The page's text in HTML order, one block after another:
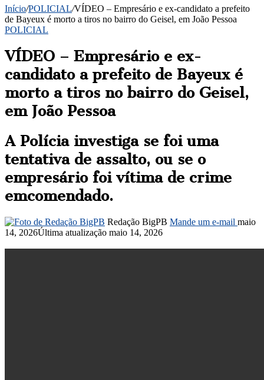
Início/POLICIAL/VÍDEO – Empresário e ex-candidato a prefeito
de Bayeux é morto a tiros no bairro do Geisel, em João Pessoa
POLICIAL
VÍDEO – Empresário e ex-
candidato a prefeito de Bayeux é
morto a tiros no bairro do Geisel,
em João Pessoa
A Polícia investiga se foi uma
tentativa de assalto, ou se o
empresário foi vítima de crime
emcomendado.
Redação BigPB Mande um e-mail maio
14, 2026Última atualização maio 14, 2026